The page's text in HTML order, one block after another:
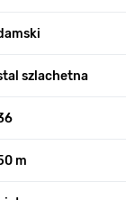
szlachetna
m